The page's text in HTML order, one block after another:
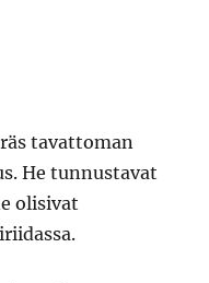
tavattoman
He tunnustavat
olisivat